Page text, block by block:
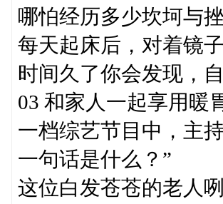
哪怕经历多少坎坷与
每天起床后，对着镜
时间久了你会发现，
03 和家人一起享用暖
一档综艺节目中，主
一句话是什么？”
这位白发苍苍的老人